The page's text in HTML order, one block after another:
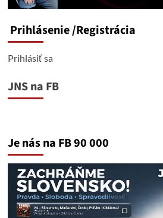
Prihlásenie/Registrácia
Prihlásiť sa
JNS na FB
Je nás na FB 90 000